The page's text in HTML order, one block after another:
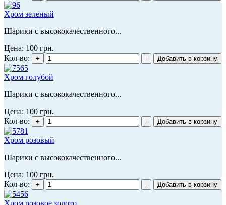
Хром зеленый
Шарики с высококачественного...
Цена: 100 грн.
Кол-во:
Хром голубой
Шарики с высококачественного...
Цена: 100 грн.
Кол-во:
Хром розовый
Шарики с высококачественного...
Цена: 100 грн.
Кол-во: